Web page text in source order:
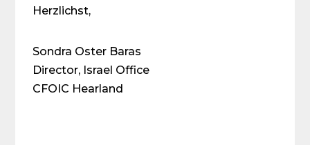
Herzlichst,
Sondra Oster Baras
Director, Israel Office
CFOIC Hearland